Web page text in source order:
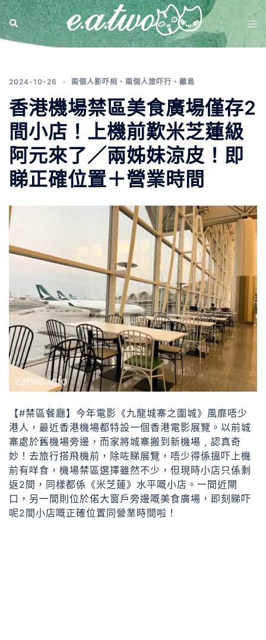
2024-10-26 兩個人影吓相 、 兩個人旅吓行 、 離島
香港機場禁區美食廣場僅存2
間小店！上機前歎米芝蓮級
阿元來了／兩姊妹涼皮！即
睇正確位置＋營業時間
【#禁區餐廳】今年電影《九龍城寨之圍城》風靡唔少
港人，最近香港機場都特設一個香港電影展覽。以前城
寨處於舊機場旁邊，而家將城寨搬到新機場﹐認真奇
妙！去旅行搭飛機前，除咗睇展覽，唔少得係搵吓上機
前有咩食，機場禁區選擇雖然不少，但現時小店只係剩
返2間，同樣都係《米芝蓮》水平嘅小店。一間近閘
口，另一間則位於偌大窗戶旁邊嘅美食廣場，即刻睇吓
呢2間小店嘅正確位置同營業時間啦！